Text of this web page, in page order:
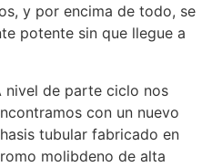
y por encima de todo, se
potente sin que llegue a
nivel de parte ciclo nos
con un nuevo
tubular fabricado en
molibdeno de alta